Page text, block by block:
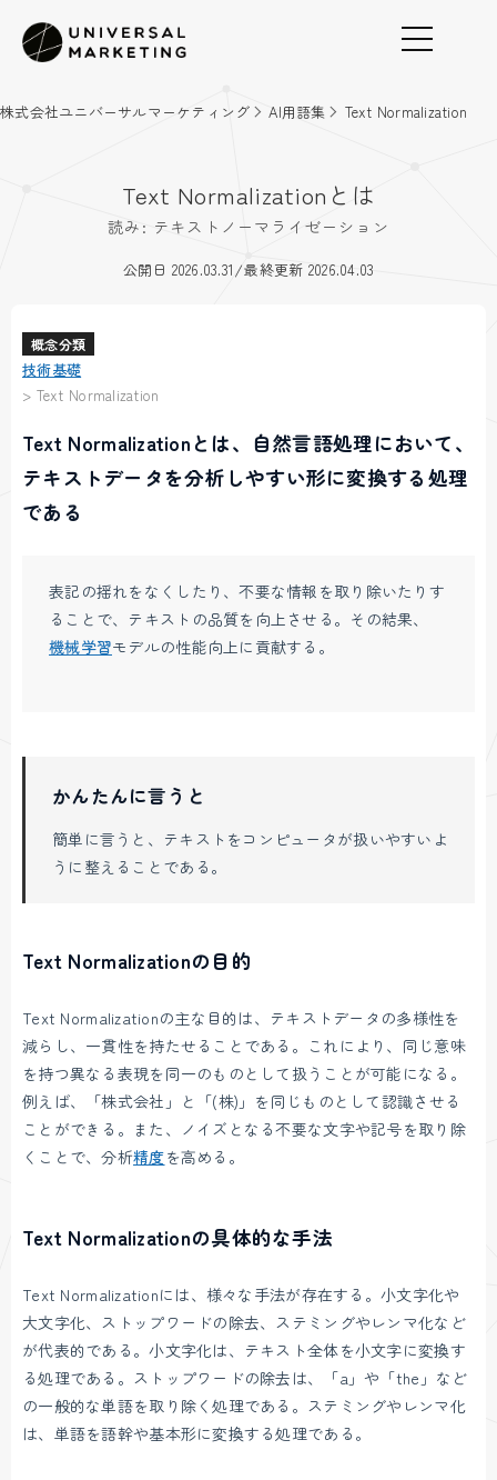
株式会社ユニバーサルマーケティング AI用語集 Text Normalization
Text Normalizationとは
読み: テキストノーマライゼーション
公開日 2026.03.31/最終更新 2026.04.03
概念分類
技術基礎
> Text Normalization
Text Normalizationとは、自然言語処理において、
テキストデータを分析しやすい形に変換する処理
である
表記の揺れをなくしたり、不要な情報を取り除いたりす
ることで、テキストの品質を向上させる。その結果、
機械学習モデルの性能向上に貢献する。
かんたんに言うと
簡単に言うと、テキストをコンピュータが扱いやすいよ
うに整えることである。
Text Normalizationの目的
Text Normalizationの主な目的は、テキストデータの多様性を
減らし、一貫性を持たせることである。これにより、同じ意味
を持つ異なる表現を同一のものとして扱うことが可能になる。
例えば、「株式会社」と「(株)」を同じものとして認識させる
ことができる。また、ノイズとなる不要な文字や記号を取り除
くことで、分析精度を高める。
Text Normalizationの具体的な手法
Text Normalizationには、様々な手法が存在する。小文字化や
大文字化、ストップワードの除去、ステミングやレンマ化など
が代表的である。小文字化は、テキスト全体を小文字に変換す
る処理である。ストップワードの除去は、「a」や「the」など
の一般的な単語を取り除く処理である。ステミングやレンマ化
は、単語を語幹や基本形に変換する処理である。